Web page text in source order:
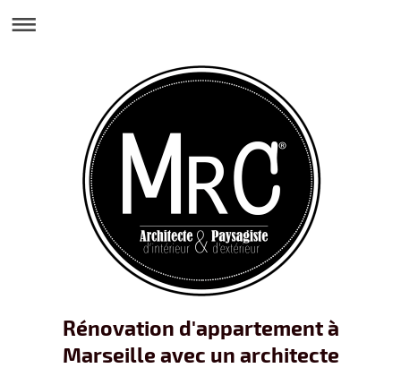
Rénovation d'appartement à
Marseille avec un architecte